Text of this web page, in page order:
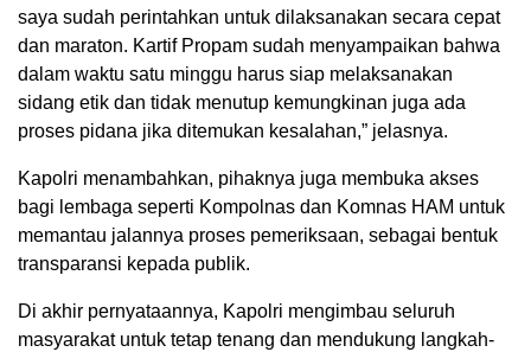
saya sudah perintahkan untuk dilaksanakan secara cepat
dan maraton. Kartif Propam sudah menyampaikan bahwa
dalam waktu satu minggu harus siap melaksanakan
sidang etik dan tidak menutup kemungkinan juga ada
proses pidana jika ditemukan kesalahan,” jelasnya.
Kapolri menambahkan, pihaknya juga membuka akses
bagi lembaga seperti Kompolnas dan Komnas HAM untuk
memantau jalannya proses pemeriksaan, sebagai bentuk
transparansi kepada publik.
Di akhir pernyataannya, Kapolri mengimbau seluruh
masyarakat untuk tetap tenang dan mendukung langkah-